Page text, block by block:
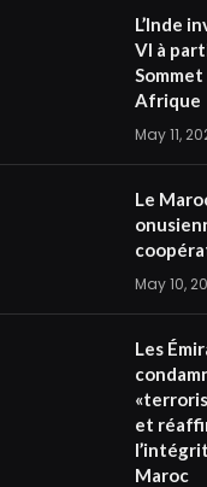
L’Inde
VI à
Afrique
May 11,
Le
May 10,
Les
et
Maroc